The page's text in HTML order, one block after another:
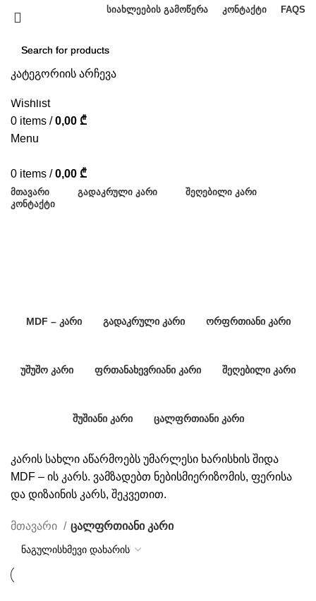
ᲡᲘᲐᲮᲚᲔᲔᲑᲘᲡ ᲒᲐᲛᲝᲬᲔᲠᲐ ᲙᲝᲜᲢᲐᲥᲢᲘ FAQS
SEARCH
Wishlist
0 items / 0,00 ₾
Menu
0 items / 0,00 ₾
ᲛᲗᲐᲕᲐᲠᲘ ᲒᲐᲓᲐᲙᲠᲣᲚᲘ ᲙᲐᲠᲘ
ᲨᲔᲦᲔᲑᲘᲚᲘ ᲙᲐᲠᲘ
ᲙᲝᲜᲢᲐᲥᲢᲘ
MDF – ᲙᲐᲠᲘ
ᲒᲐᲓᲐᲙᲠᲣᲚᲘ ᲙᲐᲠᲘ
ᲝᲠᲤᲠᲗᲘᲐᲜᲘ ᲙᲐᲠᲘ
ᲣᲨᲣᲨᲝ ᲙᲐᲠᲘ
ᲤᲠᲗᲐᲜᲐᲮᲔᲕᲠᲘᲐᲜᲘ ᲙᲐᲠᲘ
ᲨᲔᲦᲔᲑᲘᲚᲘ ᲙᲐᲠᲘ
ᲨᲣᲨᲘᲐᲜᲘ ᲙᲐᲠᲘ
ᲪᲐᲚᲤᲠᲗᲘᲐᲜᲘ ᲙᲐᲠᲘ
კარის სახლი აწარმოებს უმარლესი ხარისხის შიდა
MDF – ის კარს. ვამზადებთ ნებისმიერიზომის, ფერისა
და დიზაინის კარს, შეკვეთით.
მთავარი ცალფრთიანი კარი
კატეგორიის არჩევა
SEARCH